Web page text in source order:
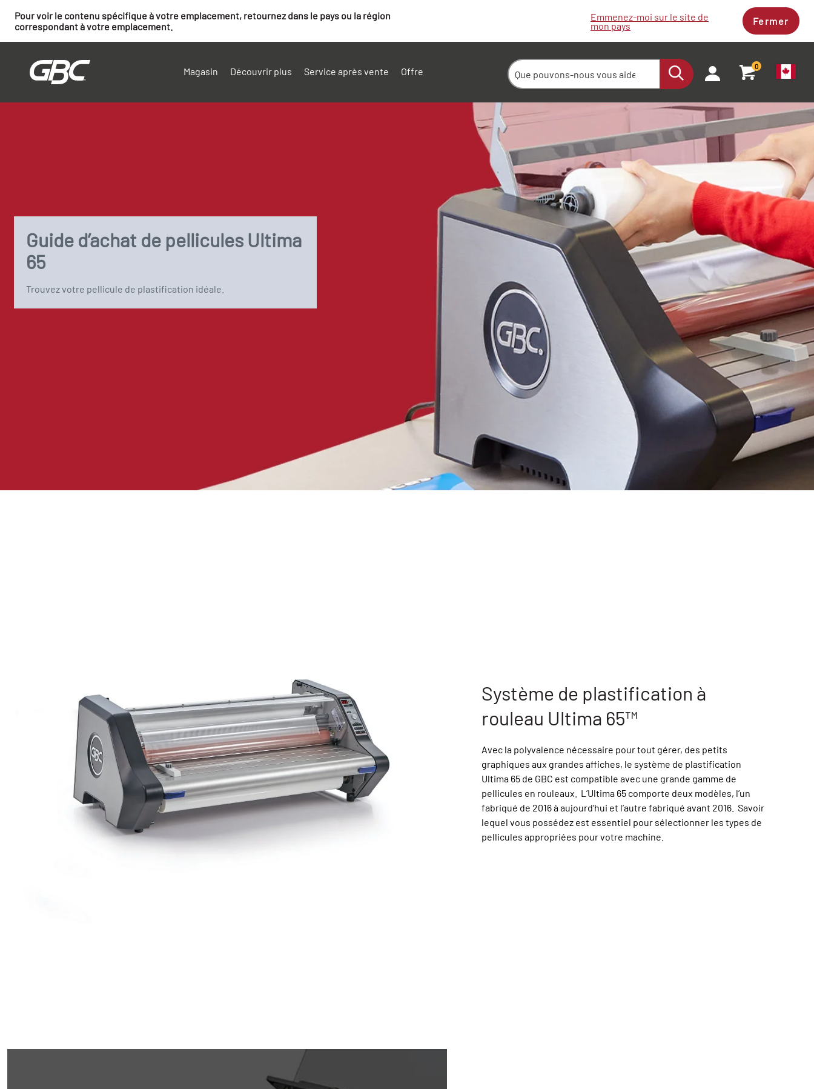
Pour voir le contenu spécifique à votre emplacement, retournez dans le pays ou la région
correspondant à votre emplacement.
Emmenez-moi sur le site de
mon pays Fermer
Magasin Découvrir plus Service après vente Offre 0
Guide d’achat de pellicules Ultima
65
Trouvez votre pellicule de plastification idéale.
Système de plastification à
rouleau Ultima 65™
Avec la polyvalence nécessaire pour tout gérer, des petits
graphiques aux grandes affiches, le système de plastification
Ultima 65 de GBC est compatible avec une grande gamme de
pellicules en rouleaux. L’Ultima 65 comporte deux modèles, l’un
fabriqué de 2016 à aujourd’hui et l’autre fabriqué avant 2016. Savoir
lequel vous possédez est essentiel pour sélectionner les types de
pellicules appropriées pour votre machine.